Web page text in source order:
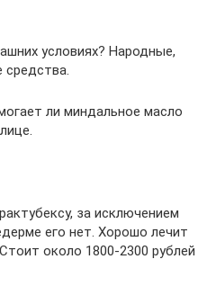
условиях? Народные,
ли миндальное масло
за исключением
его нет. Хорошо лечит
около 1800-2300 рублей